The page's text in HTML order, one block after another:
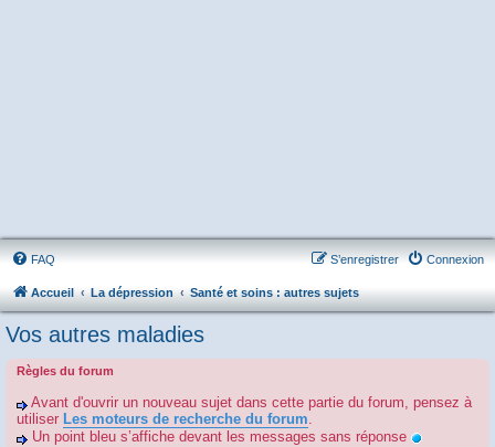
FAQ Connexion
S’enregistrer
Accueil La dépression Santé et soins : autres sujets
Vos autres maladies
Règles du forum
Avant d'ouvrir un nouveau sujet dans cette partie du forum, pensez à
utiliser Les moteurs de recherche du forum.
Un point bleu s’affiche devant les messages sans réponse